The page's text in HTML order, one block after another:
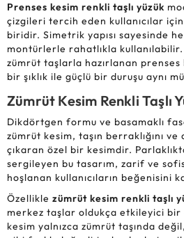
Prenses kesim renkli taşlı yüzük
çizgileri tercih eden kullanıcılar
biridir. Simetrik yapısı sayesinde
montürlerle rahatlıkla
zümrüt taşlarla hazırlanan prenses
bir şıklık ile güçlü bir duruşu aynı
Zümrüt Kesim Renkli Taşlı
Dikdörtgen formu ve basamaklı
zümrüt kesim, taşın berraklığını
çıkaran özel bir kesimdir.
sergileyen bu tasarım, zarif ve
hoşlanan kullanıcıların beğenisini
Özellikle zümrüt kesim renkli taşlı
merkez taşlar oldukça etkileyici bir
kesim yalnızca zümrüt taşında